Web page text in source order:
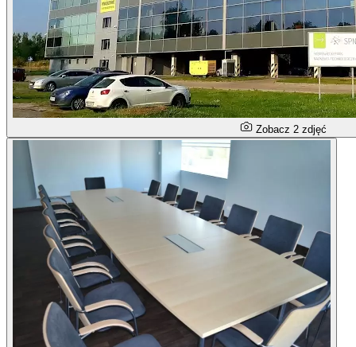
Zobacz 2 zdjęć